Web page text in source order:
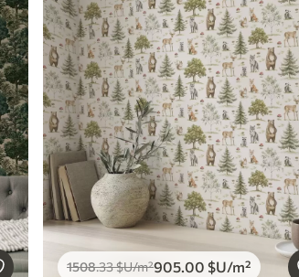
1508.33$U/m²905.00 $U/m²